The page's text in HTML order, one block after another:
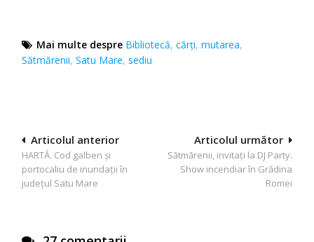
Mai multe despre Bibliotecă,cărţi,mutarea,
Sătmărenii,Satu Mare,sediu
Navigare
în
articole
Articolul următor
Sătmărenii, invitați la DJ Party.
Show incendiar în Grădina
Romei
Articolul anterior
HARTĂ. Cod galben și
portocaliu de inundații în
județul Satu Mare